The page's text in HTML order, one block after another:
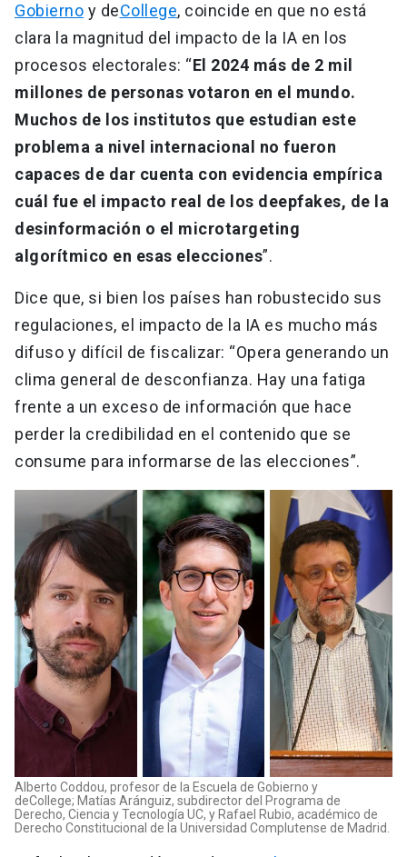
Gobierno y deCollege, coincide en que no está
clara la magnitud del impacto de la IA en los
procesos electorales: “El 2024 más de 2 mil
millones de personas votaron en el mundo.
Muchos de los institutos que estudian este
problema a nivel internacional no fueron
capaces de dar cuenta con evidencia empírica
cuál fue el impacto real de los deepfakes, de la
desinformación o el microtargeting
algorítmico en esas elecciones”.
Dice que, si bien los países han robustecido sus
regulaciones, el impacto de la IA es mucho más
difuso y difícil de fiscalizar: “Opera generando un
clima general de desconfianza. Hay una fatiga
frente a un exceso de información que hace
perder la credibilidad en el contenido que se
consume para informarse de las elecciones”.
Alberto Coddou, profesor de la Escuela de Gobierno y
deCollege; Matías Aránguiz, subdirector del Programa de
Derecho, Ciencia y Tecnología UC, y Rafael Rubio, académico de
Derecho Constitucional de la Universidad Complutense de Madrid.